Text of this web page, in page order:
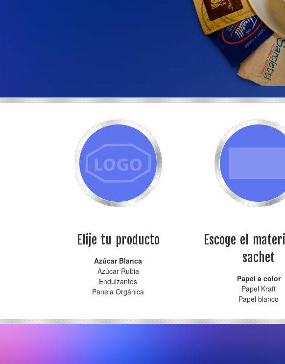
Elije tu producto
Azúcar Blanca
Azúcar Rubia
Endulzantes
Panela Orgánica
Escoge el
sachet
Papel a color
Papel Kraft
Papel blanco